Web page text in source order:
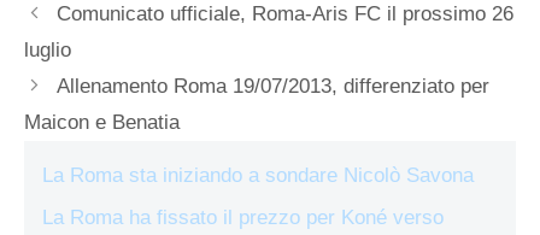
Comunicato ufficiale, Roma-Aris FC il prossimo 26
luglio
Allenamento Roma 19/07/2013, differenziato per
Maicon e Benatia
La Roma sta iniziando a sondare Nicolò Savona
La Roma ha fissato il prezzo per Koné verso